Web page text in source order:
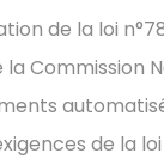
de la loi
la Commission
de la